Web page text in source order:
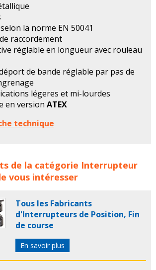
la norme EN 50041
raccordement
réglable en longueur avec rouleau
de bande réglable par pas de
légeres et mi-lourdes
en version ATEX
technique
de bande STEUTE concerne les
:steuteinterrupteur deport
de la catégorie Interrupteur
vous intéresser
Tous les Fabricants
d'Interrupteurs de Position, Fin
de course
En savoir plus